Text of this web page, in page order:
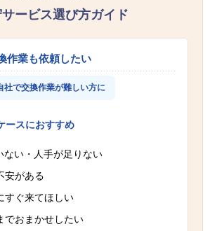
ービス選び方ガイド
作業も依頼したい
社で交換作業が難しい方に
ースにおすすめ
ない・人手が足りない
安がある
すぐ来てほしい
でおまかせしたい